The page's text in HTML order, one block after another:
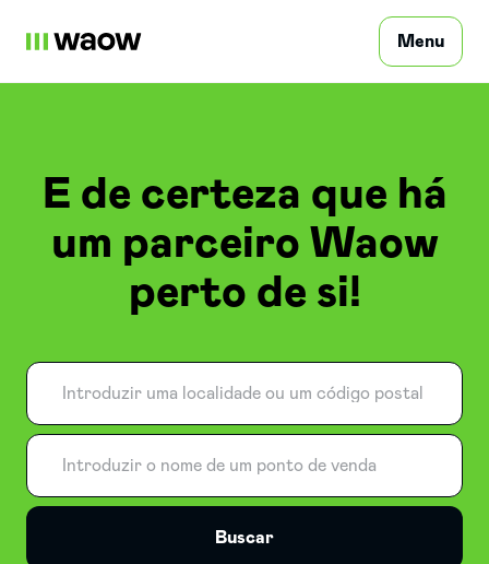
Menu
Particular
Profissional
Entre em contacto
E de certeza que há
um parceiro Waow
perto de si!
Buscar